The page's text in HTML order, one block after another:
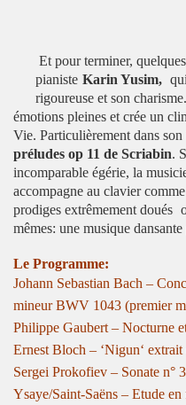
Et pour terminer,
pianiste Karin Yusim,
rigoureuse et son
émotions pleines et crée un
Vie. Particulièrement dans
préludes op 11 de Scriabin.
incomparable égérie, la
accompagne au clavier
prodiges extrêmement doués
mêmes: une musique dansante
Le Programme:
Johann Sebastian Bach –
mineur BWV 1043 (premier
Philippe Gaubert – Nocturne
Ernest Bloch – ‘Nigun‘ extrait
Sergei Prokofiev – Sonate n°
Ysaye/Saint-Saëns – Etude